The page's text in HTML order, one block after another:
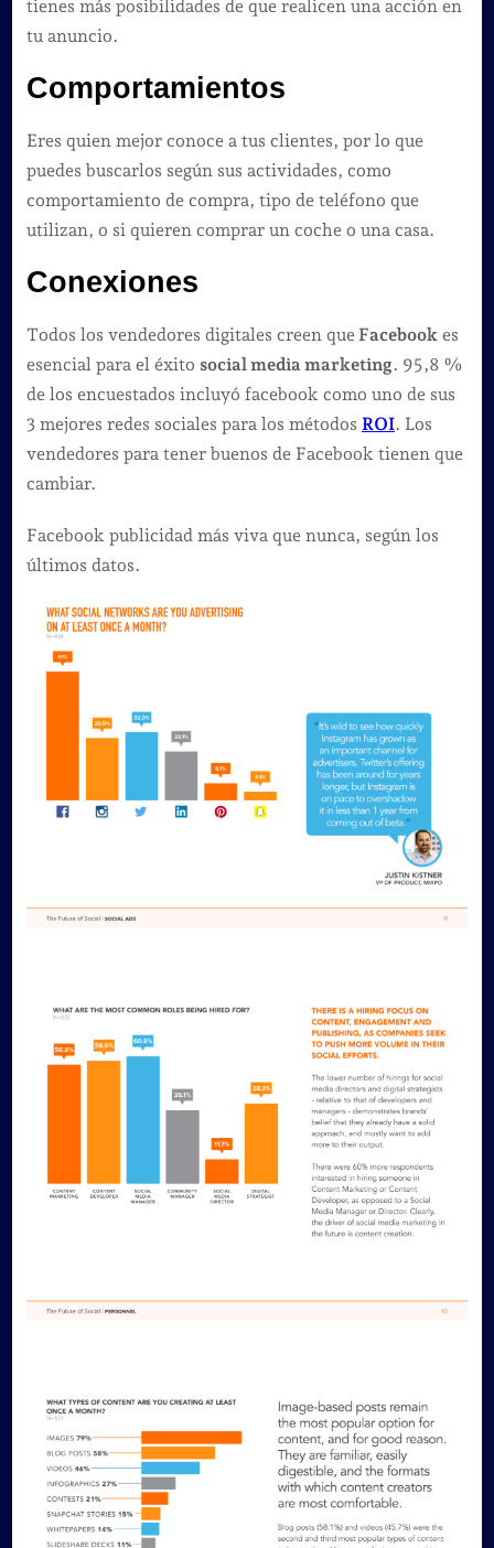
tienes más posibilidades de que realicen una acción en
tu anuncio.
Comportamientos
Eres quien mejor conoce a tus clientes, por lo que
puedes buscarlos según sus actividades, como
comportamiento de compra, tipo de teléfono que
utilizan, o si quieren comprar un coche o una casa.
Conexiones
Todos los vendedores digitales creen queFacebookes
esencial para el éxito social media marketing. 95,8 %
de los encuestados incluyó facebook como uno de sus
3 mejores redes sociales para los métodos ROI. Los
vendedores para tener buenos de Facebook tienen que
cambiar.
Facebook publicidad más viva que nunca, según los
últimos datos.